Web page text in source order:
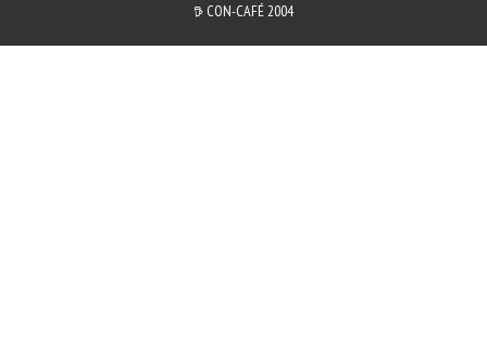
𖠚 CON-CAFÉ 2004